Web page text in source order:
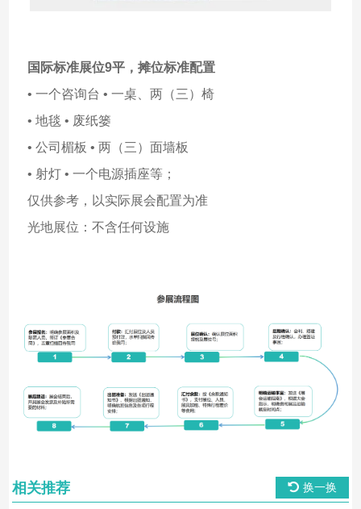
国际标准展位9平，摊位标准配置
• 一个咨询台 • 一桌、两（三）椅
• 地毯 • 废纸篓
• 公司楣板 • 两（三）面墙板
• 射灯 • 一个电源插座等；
仅供参考，以实际展会配置为准
光地展位：不含任何设施
相关推荐 换一换